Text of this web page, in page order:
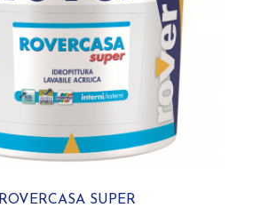
ROVERCASA SUPER